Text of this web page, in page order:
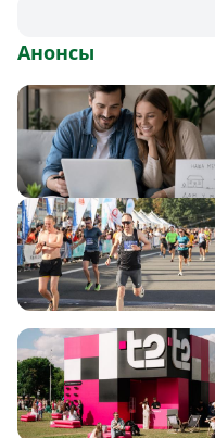
Анонсы